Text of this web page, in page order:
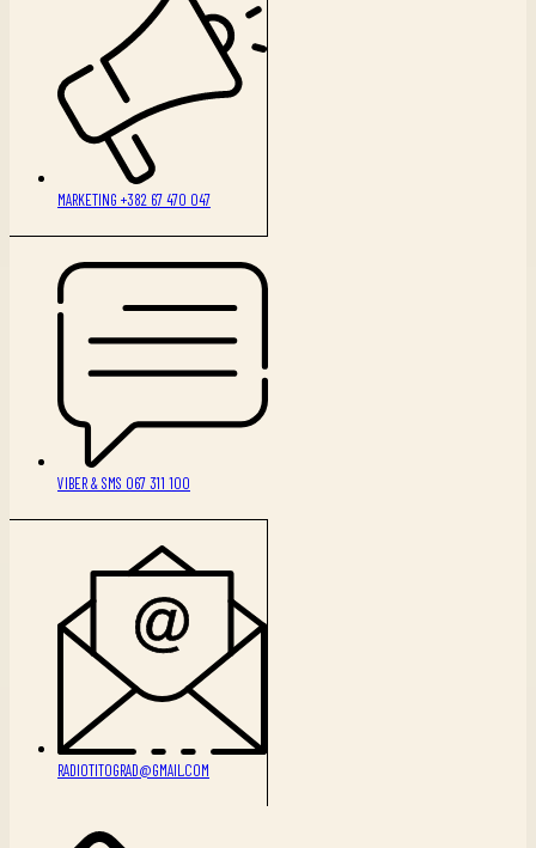
MARKETING +382 67 470 047
VIBER & SMS 067 311 100
RADIOTITOGRAD@GMAIL.COM